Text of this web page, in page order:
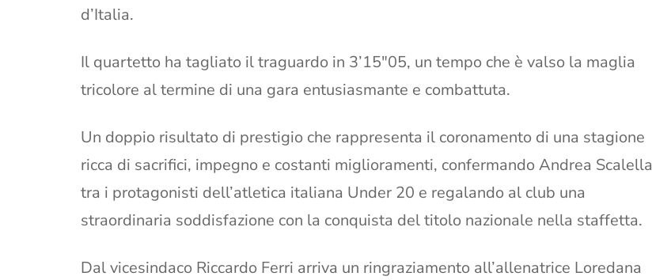
d’Italia.
Il quartetto ha tagliato il traguardo in 3’15″05, un tempo che è valso la maglia
tricolore al termine di una gara entusiasmante e combattuta.
Un doppio risultato di prestigio che rappresenta il coronamento di una stagione
ricca di sacrifici, impegno e costanti miglioramenti, confermando Andrea Scalella
tra i protagonisti dell’atletica italiana Under 20 e regalando al club una
straordinaria soddisfazione con la conquista del titolo nazionale nella staffetta.
Dal vicesindaco Riccardo Ferri arriva un ringraziamento all’allenatrice Loredana